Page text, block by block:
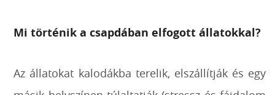
Mi történik a csapdában elfogott állatokkal?
Az állatokat kalodákba terelik, elszállítják és egy